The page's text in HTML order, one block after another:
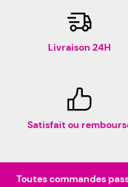
Livraison 24H
Satisfait ou
Toutes commandes